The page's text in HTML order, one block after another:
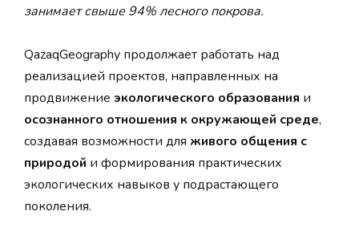
занимает свыше 94% лесного покрова.
QazaqGeography продолжает работать над
реализацией проектов, направленных на
продвижение экологического образования и
осознанного отношения к окружающей среде,
создавая возможности для живого общения с
природой и формирования практических
экологических навыков у подрастающего
поколения.